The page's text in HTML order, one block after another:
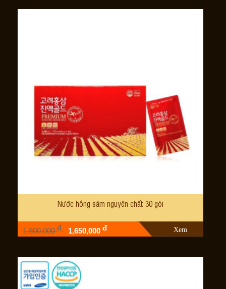
Nước hồng sâm nguyên chất 30 gói
1,800,000đ 1,650,000đ Xem